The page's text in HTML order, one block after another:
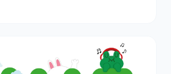
的意願。 在還沒建立完好的客戶忠